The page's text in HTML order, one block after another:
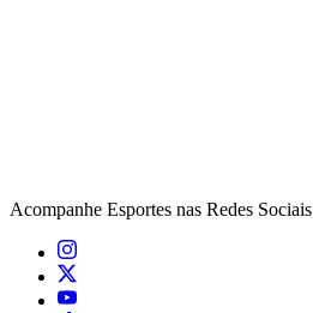
Acompanhe Esportes nas Redes Sociais